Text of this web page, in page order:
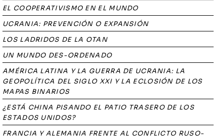
EL COOPERATIVISMO EN EL MUNDO
UCRANIA: PREVENCIÓN O EXPANSIÓN
LOS LADRIDOS DE LA OTAN
UN MUNDO DES-ORDENADO
AMÉRICA LATINA Y LA GUERRA DE UCRANIA: LA
GEOPOLÍTICA DEL SIGLO XXI Y LA ECLOSIÓN DE LOS
MAPAS BINARIOS
¿ESTÁ CHINA PISANDO EL PATIO TRASERO DE LOS
ESTADOS UNIDOS?
FRANCIA Y ALEMANIA FRENTE AL CONFLICTO RUSO-